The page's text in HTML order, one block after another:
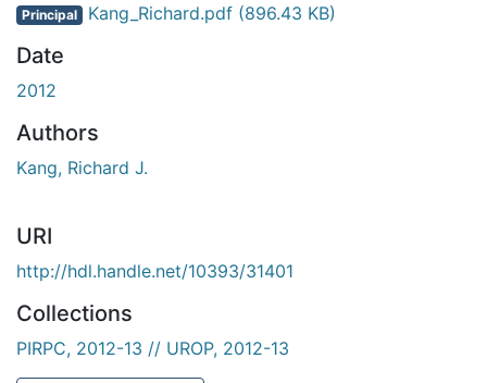
Principal Kang_Richard.pdf (896.43 KB)
Date
2012
Authors
Kang, Richard J.
URI
http://hdl.handle.net/10393/31401
Collections
PIRPC, 2012-13 // UROP, 2012-13